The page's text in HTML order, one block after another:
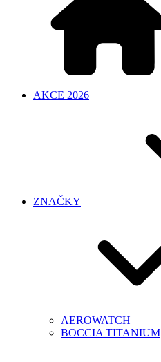
AKCE 2026
ZNAČKY
AEROWATCH
BOCCIA TITANIUM